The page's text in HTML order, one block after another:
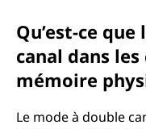
Qu’est-ce
canal dans
mémoire
Le mode à double